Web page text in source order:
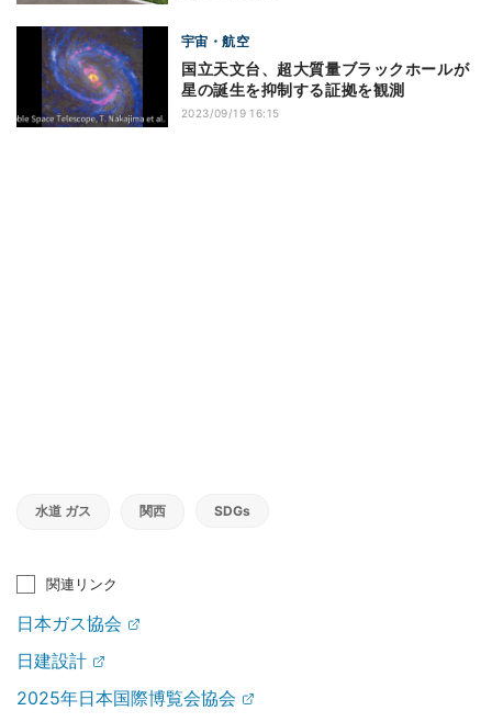
宇宙・航空
国立天文台、超大質量ブラックホールが
星の誕生を抑制する証拠を観測
2023/09/19 16:15
水道 ガス 関西 SDGs
関連リンク
日本ガス協会
日建設計
2025年日本国際博覧会協会